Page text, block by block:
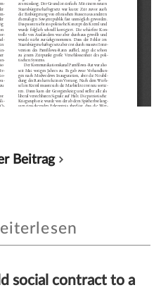
Beitrag
social contract to a